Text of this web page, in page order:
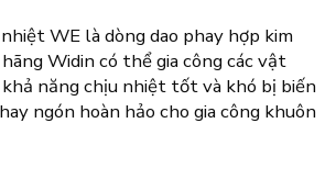
WE là dòng dao phay hợp kim
Widin có thể gia công các vật
khả năng chịu nhiệt tốt và khó bị biến
ngón hoàn hảo cho gia công khuôn